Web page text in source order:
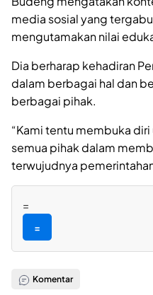
media sosial yang
mengutamakan nilai
Dia berharap kehadiran
dalam berbagai hal dan
berbagai pihak.
“Kami tentu membuka
semua pihak dalam
terwujudnya
=
=
Komentar